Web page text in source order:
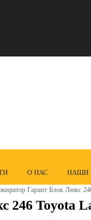
О НАС НАШИ
Гарант Блок Люкс
Toyota